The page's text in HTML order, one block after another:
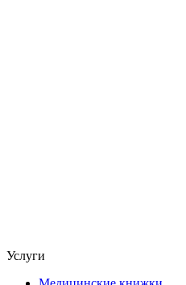
Услуги